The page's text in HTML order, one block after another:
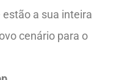
a sua inteira
cenário para o